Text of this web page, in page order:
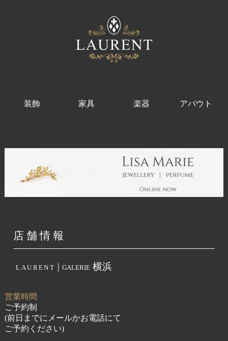
装飾 家具 楽器 アバウト
店舗情報
LAURENT |GALERIE 横浜
営業時間
ご予約制
(前日までにメールかお電話にて
ご予約ください)